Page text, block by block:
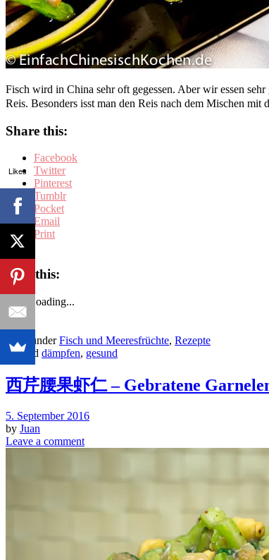
Fisch wird in China sehr oft gegessen. Aber wir essen
Reis. Besonders isst man den Reis nach dem Mischen
Share this:
Facebook
Twitter
Pinterest
Tumblr
Pocket
Email
Print
Like this:
Loading...
Filed underFisch und Meeresfrüchte, Rezepte
Tagged dämpfen, gesund
西芹腰果虾仁 – Gebratene
5. September 2016
by Juan
Leave a comment
Likes